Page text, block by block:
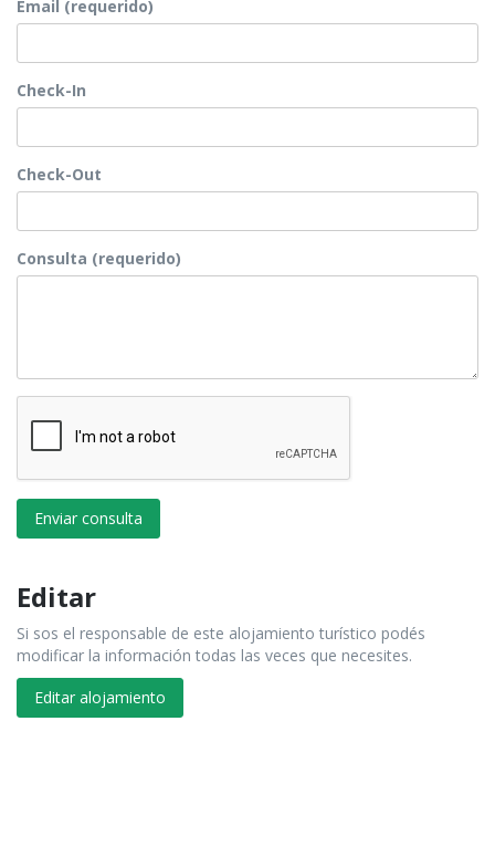
Email (requerido)
Check-In
Check-Out
Consulta (requerido)
Enviar consulta
Editar
Si sos el responsable de este alojamiento turístico podés
modificar la información todas las veces que necesites.
Editar alojamiento